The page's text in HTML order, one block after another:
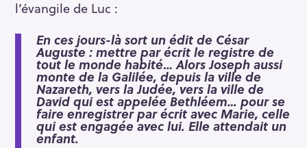
l’évangile de Luc :
En ces jours-là sort un édit de César
Auguste : mettre par écrit le registre de
tout le monde habité…Alors Joseph aussi
monte de la Galilée, depuis la ville de
Nazareth, vers la Judée, vers la ville de
David qui est appelée Bethléem… pour se
faire enregistrer par écrit avec Marie, celle
qui est engagée avec lui. Elle attendait un
enfant.